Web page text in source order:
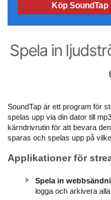
Köp SoundTap
Spela in
SoundTap är ett program för
spelas upp via din dator till
kärndrivrutin för att bevara
sparas och spelas upp på
Applikationer för
Spela in
logga och arkivera